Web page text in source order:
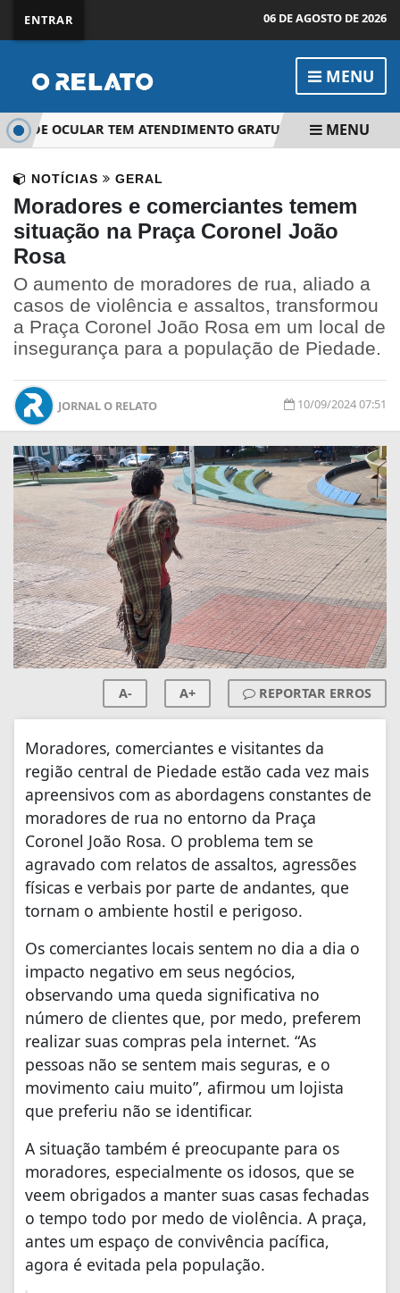
ENTRAR 06 DE AGOSTO DE 2026
MENU
OCULAR TEM ATENDIMENTO GRATUITO EM PIEDADE
MENU
NOTÍCIAS GERAL
Moradores e comerciantes temem
situação na Praça Coronel João
Rosa
O aumento de moradores de rua, aliado a
casos de violência e assaltos, transformou
a Praça Coronel João Rosa em um local de
insegurança para a população de Piedade.
JORNAL O RELATO 10/09/2024 07:51
A- A+ REPORTAR ERROS
Moradores, comerciantes e visitantes da
região central de Piedade estão cada vez mais
apreensivos com as abordagens constantes de
moradores de rua no entorno da Praça
Coronel João Rosa. O problema tem se
agravado com relatos de assaltos, agressões
físicas e verbais por parte de andantes, que
tornam o ambiente hostil e perigoso.
Os comerciantes locais sentem no dia a dia o
impacto negativo em seus negócios,
observando uma queda significativa no
número de clientes que, por medo, preferem
realizar suas compras pela internet. “As
pessoas não se sentem mais seguras, e o
movimento caiu muito”, afirmou um lojista
que preferiu não se identificar.
A situação também é preocupante para os
moradores, especialmente os idosos, que se
veem obrigados a manter suas casas fechadas
o tempo todo por medo de violência. A praça,
antes um espaço de convivência pacífica,
agora é evitada pela população.